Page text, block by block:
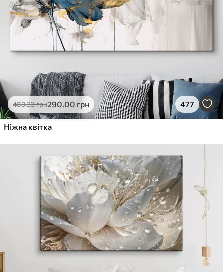
483.33грн290.00 грн 477
Ніжна квітка